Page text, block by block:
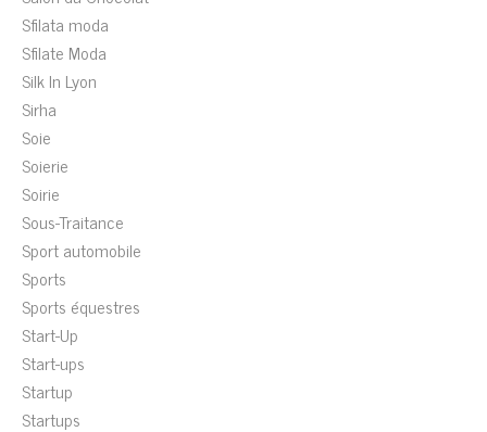
Sfilata moda
Sfilate Moda
Silk In Lyon
Sirha
Soie
Soierie
Soirie
Sous-Traitance
Sport automobile
Sports
Sports équestres
Start-Up
Start-ups
Startup
Startups